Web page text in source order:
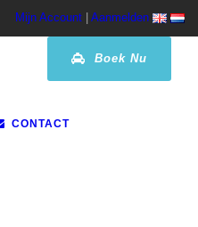
Mijn Account Aanmelden
Boek Nu
CONTACT